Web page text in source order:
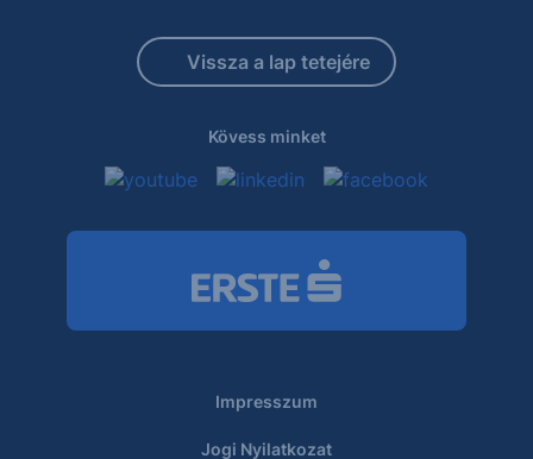
Vissza a lap tetejére
Kövess minket
Impresszum
Jogi Nyilatkozat